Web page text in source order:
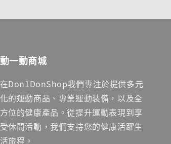
動一動商城
在Don1DonShop我們專注於提供多元
化的運動商品、專業運動裝備，以及全
方位的健康產品。從提升運動表現到享
受休閒活動，我們支持您的健康活躍生
活旅程。